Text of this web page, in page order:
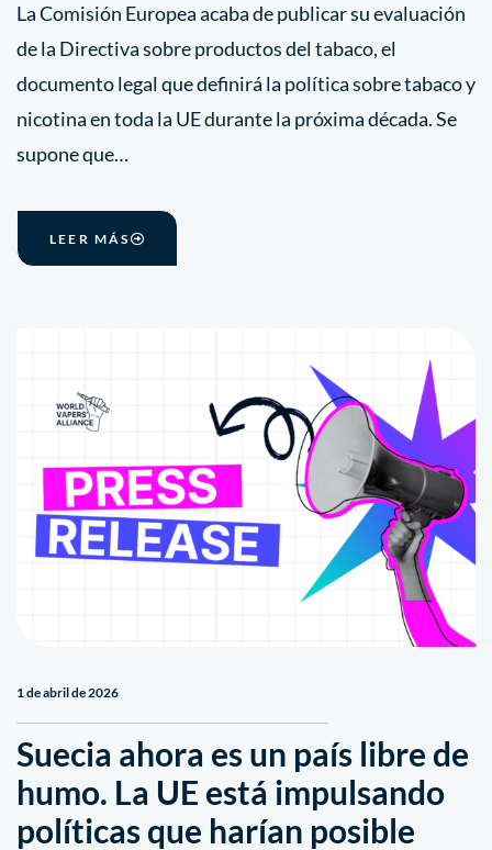
La Comisión Europea acaba de publicar su evaluación
de la Directiva sobre productos del tabaco, el
documento legal que definirá la política sobre tabaco y
nicotina en toda la UE durante la próxima década. Se
supone que…
LEER MÁS
1 de abril de 2026
Suecia ahora es un país libre de
humo. La UE está impulsando
políticas que harían posible